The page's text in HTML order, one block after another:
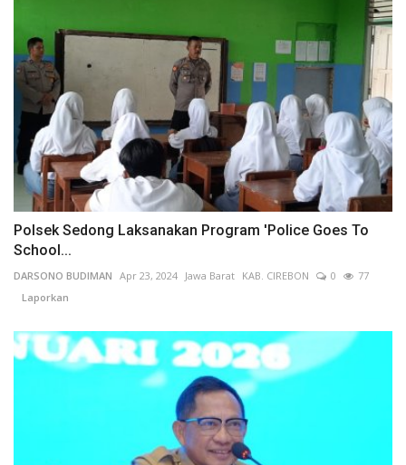
Polsek Sedong Laksanakan Program 'Police Goes To
School...
DARSONO BUDIMAN Apr 23, 2024 Jawa Barat KAB. CIREBON 0
77
Laporkan